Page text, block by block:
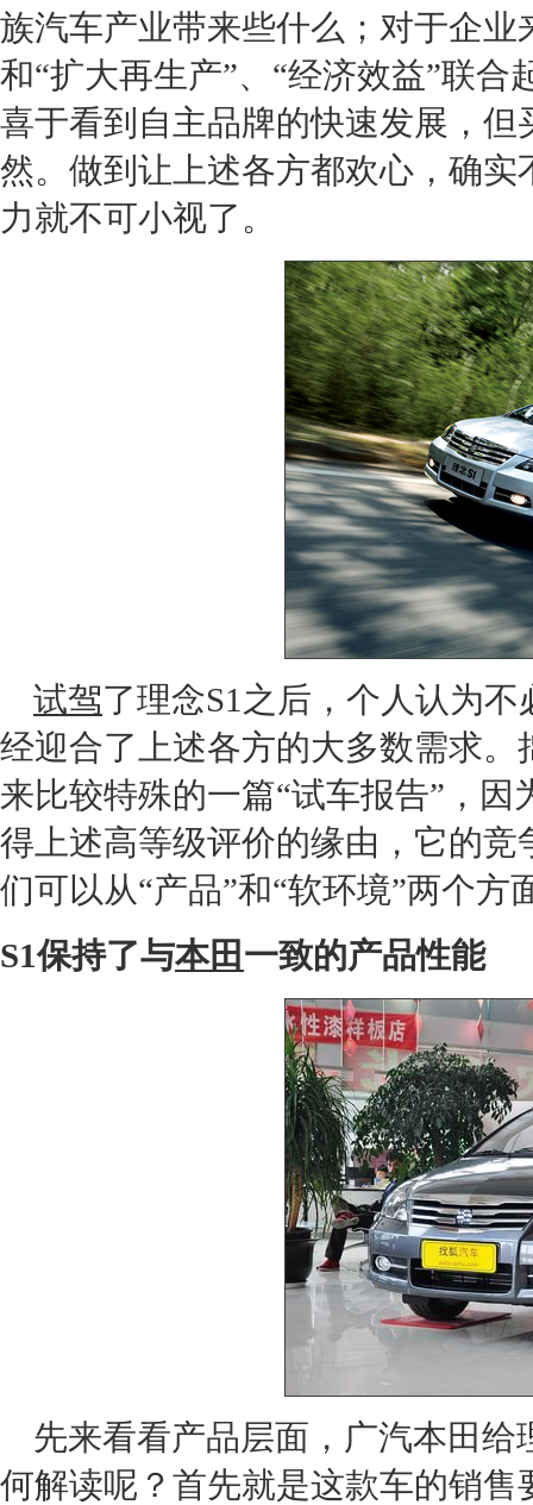
族汽车产业带来些什么；对于企
和“扩大再生产”、“经济效益”联
喜于看到自主品牌的快速发展，
然。做到让上述各方都欢心，确
力就不可小视了。
试驾了理念S1 之后，个人认为
经迎合了上述各方的大多数需求
来比较特殊的一篇“试车报告”，
得上述高等级评价的缘由，它的
们可以从“产品”和“软环境”两个方
S1保持了与本田 一致的产品性能
先来看看产品层面， 广汽本田给
何解读呢？首先就是这款车的销